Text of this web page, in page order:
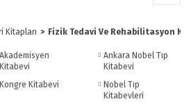
Kitapları Fizik Tedavi Ve Rehabilitasyon
Akademisyen
Kitabevi
Ankara Nobel Tıp
Kitabevi
Kongre Kitabevi
Nobel Tıp
Kitabevleri